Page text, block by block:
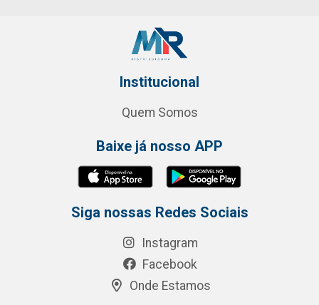
Institucional
Quem Somos
Baixe já nosso APP
Siga nossas Redes Sociais
Instagram
Facebook
Onde Estamos